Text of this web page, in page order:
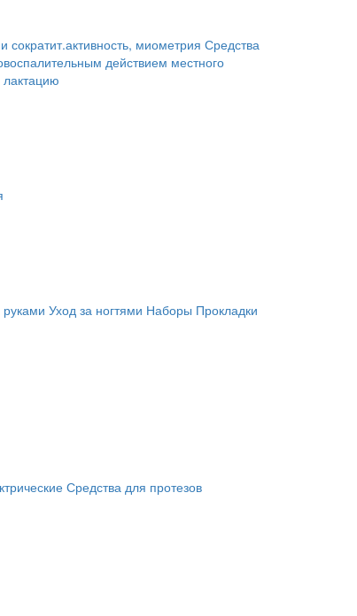
миометрия Средства
действием местного
руками Уход за ногтями Наборы Прокладки
Средства для протезов